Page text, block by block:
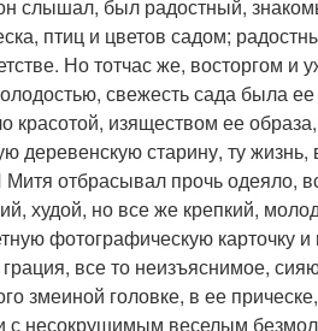
слышал, был радостный,
птиц и цветов садом;
Но тотчас же, восторгом
свежесть сада была
красотой, изяществом ее
деревенскую старину, ту
отбрасывал прочь одеяло,
худой, но все же крепкий,
фотографическую карточку
все то неизъяснимое,
змеиной головке, в ее
с несокрушимым веселым